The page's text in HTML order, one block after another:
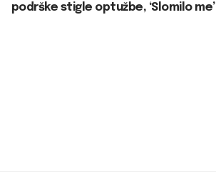
podrške stigle optužbe, ‘Slomilo me’